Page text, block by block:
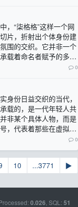
，“柒格格”这样一个网
片，折射出个体身份建
围的交织。它并非一个
载着命名者赋予的多重
0
身份日益交织的当代，
载的，是一代年轻人共
非某个具体人物，而是
，代表着那些在虚拟与
统价值与新兴思潮间
0
10 ...3771 ▶
0.026 , SQL: 51